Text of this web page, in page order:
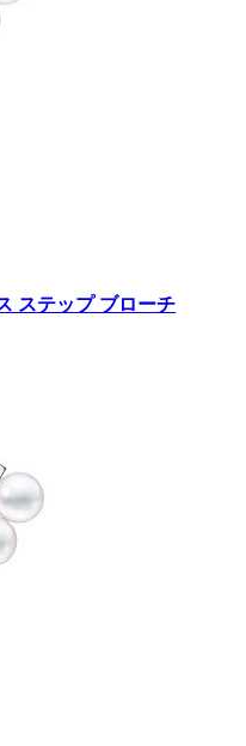
ステップ ブローチ